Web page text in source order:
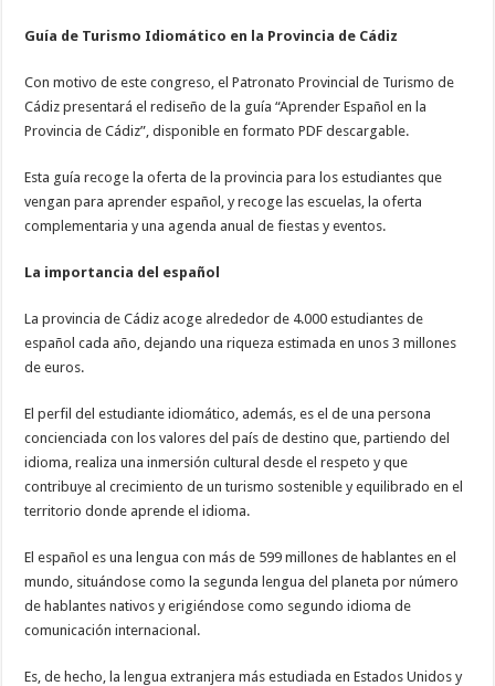
Guía de Turismo Idiomático en la Provincia de Cádiz
Con motivo de este congreso, el Patronato Provincial de Turismo de
Cádiz presentará el rediseño de la guía “Aprender Español en la
Provincia de Cádiz”, disponible en formato PDF descargable.
Esta guía recoge la oferta de la provincia para los estudiantes que
vengan para aprender español, y recoge las escuelas, la oferta
complementaria y una agenda anual de fiestas y eventos.
La importancia del español
La provincia de Cádiz acoge alrededor de 4.000 estudiantes de
español cada año, dejando una riqueza estimada en unos 3 millones
de euros.
El perfil del estudiante idiomático, además, es el de una persona
concienciada con los valores del país de destino que, partiendo del
idioma, realiza una inmersión cultural desde el respeto y que
contribuye al crecimiento de un turismo sostenible y equilibrado en el
territorio donde aprende el idioma.
El español es una lengua con más de 599 millones de hablantes en el
mundo, situándose como la segunda lengua del planeta por número
de hablantes nativos y erigiéndose como segundo idioma de
comunicación internacional.
Es, de hecho, la lengua extranjera más estudiada en Estados Unidos y